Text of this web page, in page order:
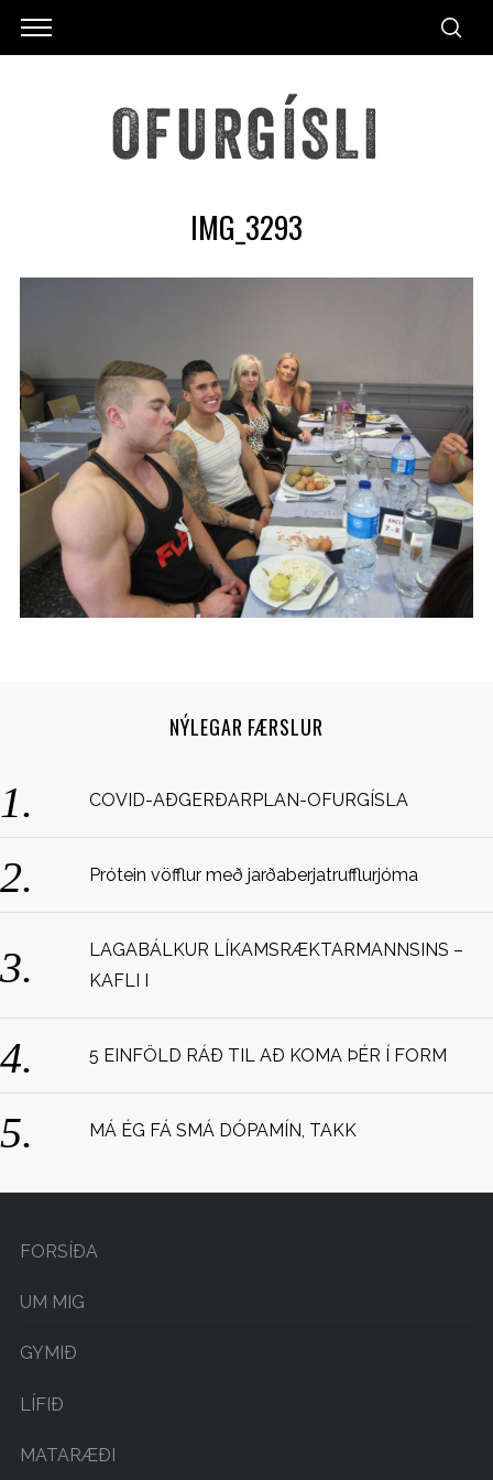
IMG_3293
NÝLEGAR FÆRSLUR
COVID-AÐGERÐARPLAN-OFURGÍSLA
Prótein vöfflur með jarðaberjatrufflurjóma
LAGABÁLKUR LÍKAMSRÆKTARMANNSINS –
KAFLI I
5 EINFÖLD RÁÐ TIL AÐ KOMA ÞÉR Í FORM
MÁ ÉG FÁ SMÁ DÓPAMÍN, TAKK
FORSÍÐA
UM MIG
GYMIÐ
LÍFIÐ
MATARÆÐI
e
c
o
r